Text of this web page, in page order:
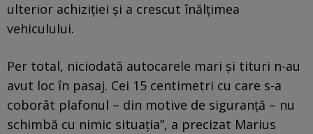
ulterior achiziției și a crescut înălțimea
vehiculului.
Per total, niciodată autocarele mari și tituri n-au
avut loc în pasaj. Cei 15 centimetri cu care s-a
coborât plafonul – din motive de siguranță – nu
schimbă cu nimic situația”, a precizat Marius